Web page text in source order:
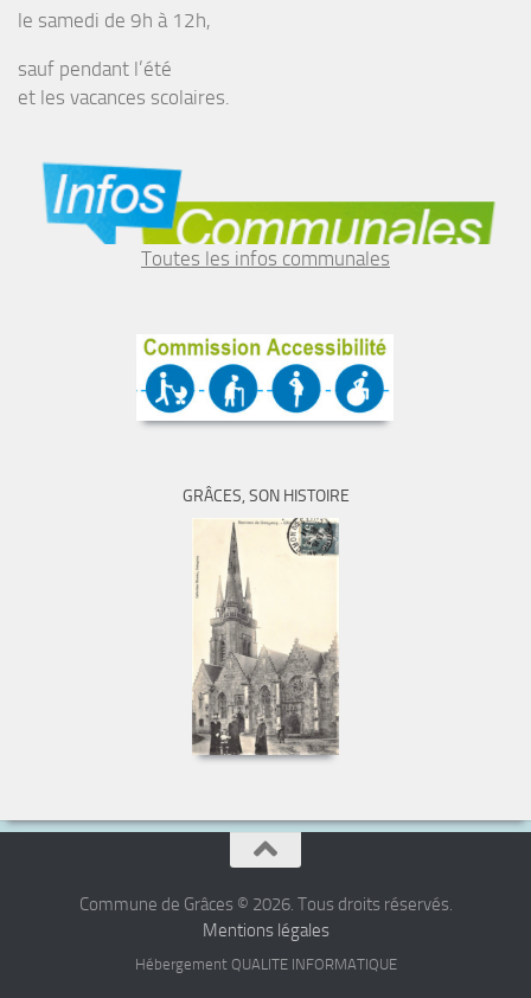
le samedi de 9h à 12h,
sauf pendant l’été
et les vacances scolaires.
Toutes les infos communales
GRÂCES, SON HISTOIRE
Commune de Grâces © 2026. Tous droits réservés.
Mentions légales
Hébergement QUALITE INFORMATIQUE